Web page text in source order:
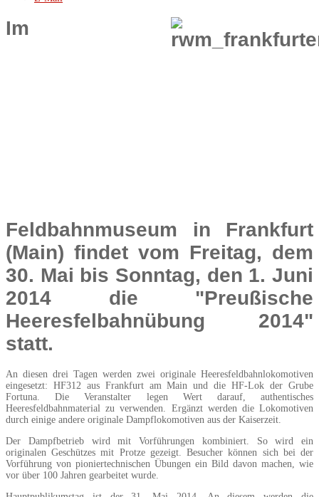
Im
Feldbahnmuseum in Frankfurt
(Main) findet vom Freitag, dem
30. Mai bis Sonntag, den 1. Juni
2014 die "Preußische
Heeresfelbahnübung 2014"
statt.
An diesen drei Tagen werden zwei originale Heeresfeldbahnlokomotiven
eingesetzt: HF312 aus Frankfurt am Main und die HF-Lok der Grube
Fortuna. Die Veranstalter legen Wert darauf, authentisches
Heeresfeldbahnmaterial zu verwenden. Ergänzt werden die Lokomotiven
durch einige andere originale Dampflokomotiven aus der Kaiserzeit.
Der Dampfbetrieb wird mit Vorführungen kombiniert. So wird ein
originalen Geschützes mit Protze gezeigt. Besucher können sich bei der
Vorführung von pioniertechnischen Übungen ein Bild davon machen, wie
vor über 100 Jahren gearbeitet wurde.